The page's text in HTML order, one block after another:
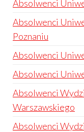
Absolwenci
Absolwenci
Poznaniu
Absolwenci
Absolwenci
Absolwenci
Warszawskiego
Absolwenci